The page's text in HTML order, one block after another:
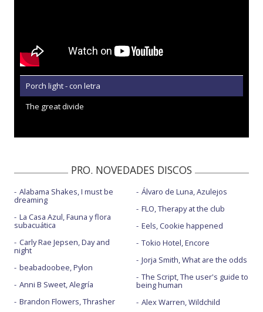
Porch light - con letra
The great divide
PRO. NOVEDADES DISCOS
Alabama Shakes, I must be
dreaming
La Casa Azul, Fauna y flora
subacuática
Carly Rae Jepsen, Day and
night
beabadoobee, Pylon
Anni B Sweet, Alegría
Brandon Flowers, Thrasher
Álvaro de Luna, Azulejos
FLO, Therapy at the club
Eels, Cookie happened
Tokio Hotel, Encore
Jorja Smith, What are the odds
The Script, The user's guide to
being human
Alex Warren, Wildchild